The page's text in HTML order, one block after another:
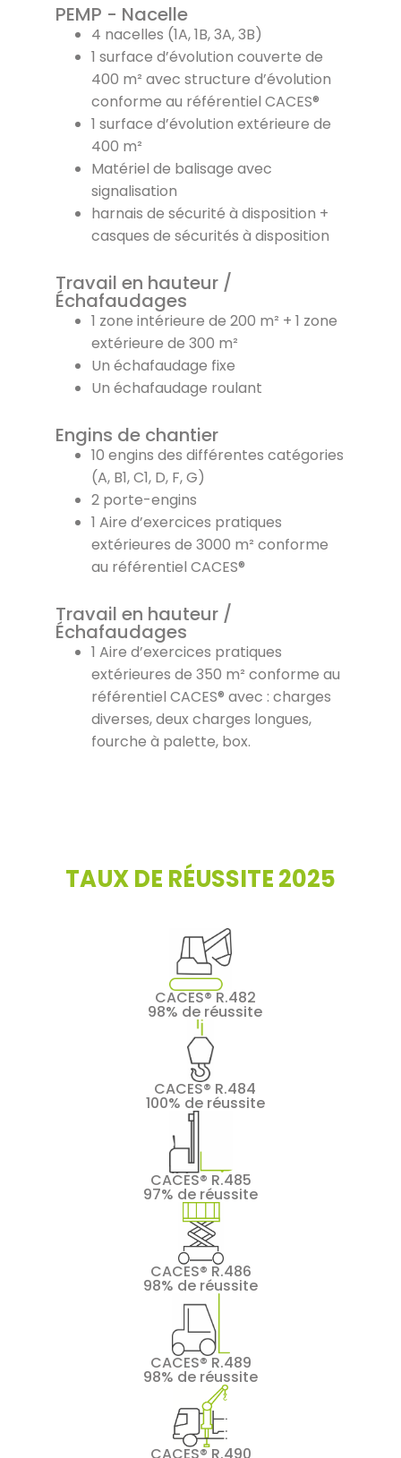
PEMP - Nacelle
4 nacelles (1A, 1B, 3A, 3B)
1 surface d’évolution couverte de
400 m² avec structure d’évolution
conforme au référentiel CACES®
1 surface d’évolution extérieure de
400 m²
Matériel de balisage avec
signalisation
harnais de sécurité à disposition +
casques de sécurités à disposition
Travail en hauteur /
Échafaudages
1 zone intérieure de 200 m² + 1 zone
extérieure de 300 m²
Un échafaudage fixe
Un échafaudage roulant
Engins de chantier
10 engins des différentes catégories
(A, B1, C1, D, F, G)
2 porte-engins
1 Aire d’exercices pratiques
extérieures de 3000 m² conforme
au référentiel CACES®
Travail en hauteur /
Échafaudages
1 Aire d’exercices pratiques
extérieures de 350 m² conforme au
référentiel CACES® avec : charges
diverses, deux charges longues,
fourche à palette, box.
TAUX DE RÉUSSITE 2025
CACES® R.482
98% de réussite
CACES® R.484
100% de réussite
CACES® R.485
97% de réussite
CACES® R.486
98% de réussite
CACES® R.489
98% de réussite